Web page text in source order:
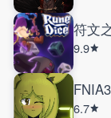
符文
9.9
6.7